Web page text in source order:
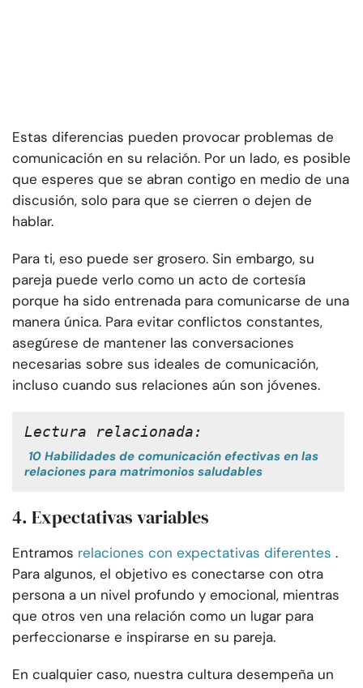
Estas diferencias pueden provocar problemas de
comunicación en su relación. Por un lado, es posible
que esperes que se abran contigo en medio de una
discusión, solo para que se cierren o dejen de
hablar.
Para ti, eso puede ser grosero. Sin embargo, su
pareja puede verlo como un acto de cortesía
porque ha sido entrenada para comunicarse de una
manera única. Para evitar conflictos constantes,
asegúrese de mantener las conversaciones
necesarias sobre sus ideales de comunicación,
incluso cuando sus relaciones aún son jóvenes.
Lectura relacionada:
10 Habilidades de comunicación efectivas en las
relaciones para matrimonios saludables
4. Expectativas variables
Entramos relaciones con expectativas diferentes .
Para algunos, el objetivo es conectarse con otra
persona a un nivel profundo y emocional, mientras
que otros ven una relación como un lugar para
perfeccionarse e inspirarse en su pareja.
En cualquier caso, nuestra cultura desempeña un